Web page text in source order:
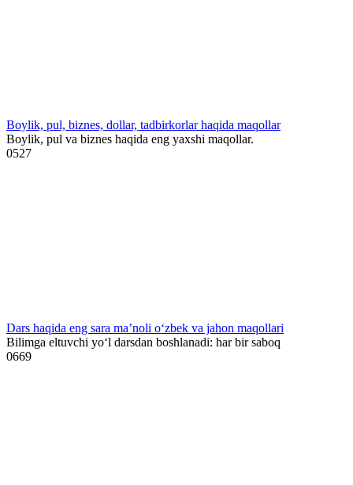
Boylik, pul, biznes, dollar, tadbirkorlar haqida maqollar
Boylik, pul va biznes haqida eng yaxshi maqollar.
0527
Dars haqida eng sara ma’noli o‘zbek va jahon maqollari
Bilimga eltuvchi yo‘l darsdan boshlanadi: har bir saboq
0669